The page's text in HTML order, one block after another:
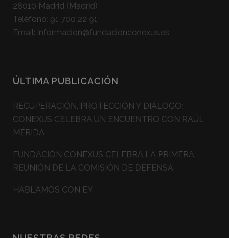
28010 Madrid (Madrid)
Teléfono: 91 700 22 91
Email: informacion@fundacionconexus.es
ÚLTIMA PUBLICACIÓN
RECUPERACIÓN, PROTECCIÓN Y DIÁLOGO:
CONEXUS CELEBRA UN ENCUENTRO CON RAÚL
MÉRIDA
FUNDACIÓN CONEXUS CELEBRA LA PRIMERA
REUNIÓN DE LA COMISIÓN DE DEFENSA
HABLAMOS CON EY